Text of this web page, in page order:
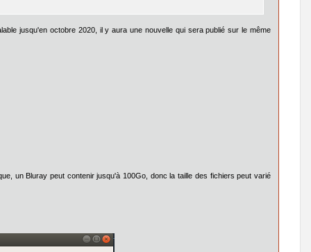
jusqu'en octobre 2020, il y aura une nouvelle qui sera publié sur le même
un Bluray peut contenir jusqu'à 100Go, donc la taille des fichiers peut varié